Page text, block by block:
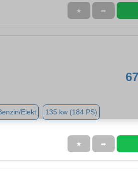
★ ➦
Elekt 135 kw (184 PS)
★ ➦